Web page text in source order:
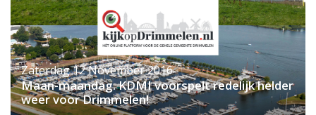
Zaterdag 12 November 2016
Maan-maandag. KDMI voorspelt redelijk helder
weer voor Drimmelen!